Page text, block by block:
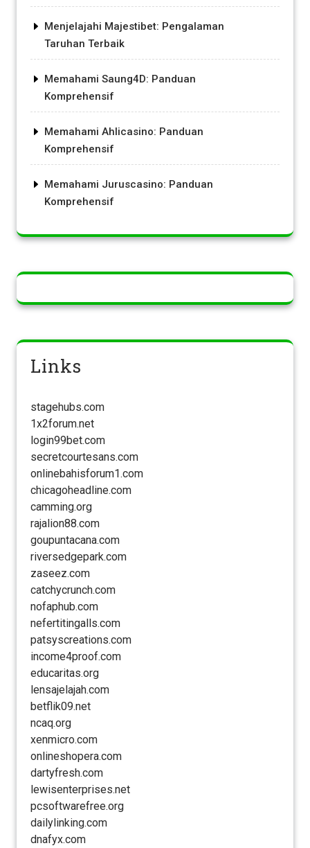
Menjelajahi Majestibet: Pengalaman
Taruhan Terbaik
Memahami Saung4D: Panduan
Komprehensif
Memahami Ahlicasino: Panduan
Komprehensif
Memahami Juruscasino: Panduan
Komprehensif
Links
stagehubs.com
1x2forum.net
login99bet.com
secretcourtesans.com
onlinebahisforum1.com
chicagoheadline.com
camming.org
rajalion88.com
goupuntacana.com
riversedgepark.com
zaseez.com
catchycrunch.com
nofaphub.com
nefertitingalls.com
patsyscreations.com
income4proof.com
educaritas.org
lensajelajah.com
betflik09.net
ncaq.org
xenmicro.com
onlineshopera.com
dartyfresh.com
lewisenterprises.net
pcsoftwarefree.org
dailylinking.com
dnafyx.com